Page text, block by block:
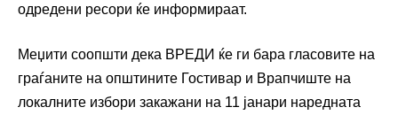
одредени ресори ќе информираат.
Меџити соопшти дека ВРЕДИ ќе ги бара гласовите на
граѓаните на општините Гостивар и Врапчиште на
локалните избори закажани на 11 јанари наредната